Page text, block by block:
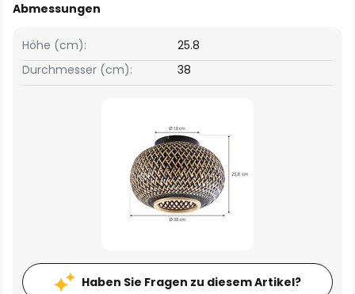
Abmessungen
Höhe (cm):
25.8
Durchmesser (cm):
38
Haben Sie Fragen zu diesem Artikel?